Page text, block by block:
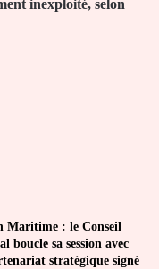
inexploité, selon
Maritime : le Conseil
boucle sa session avec
stratégique signé